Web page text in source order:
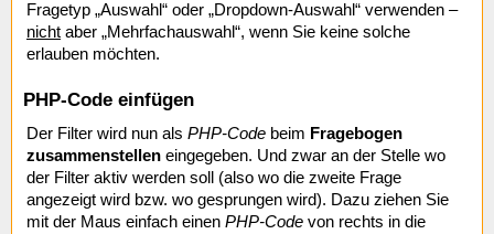
Fragetyp „Auswahl“ oder „Dropdown-Auswahl“ verwenden –
nicht aber „Mehrfachauswahl“, wenn Sie keine solche
erlauben möchten.
PHP-Code einfügen
Der Filter wird nun als PHP-Code beim Fragebogen
zusammenstellen eingegeben. Und zwar an der Stelle wo
der Filter aktiv werden soll (also wo die zweite Frage
angezeigt wird bzw. wo gesprungen wird). Dazu ziehen Sie
mit der Maus einfach einen PHP-Code von rechts in die